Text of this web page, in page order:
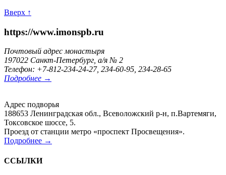
Вверх ↑
https://www.imonspb.ru
Почтовый адрес монастыря
197022 Санкт-Петербург, а/я № 2
Телефон: +7-812-234-24-27, 234-60-95, 234-28-65
Подробнее →
Адрес подворья
188653 Ленинградская обл., Всеволожский р-н, п.Вартемяги,
Токсовское шоссе, 5.
Проезд от станции метро «проспект Просвещения».
Подробнее →
ССЫЛКИ